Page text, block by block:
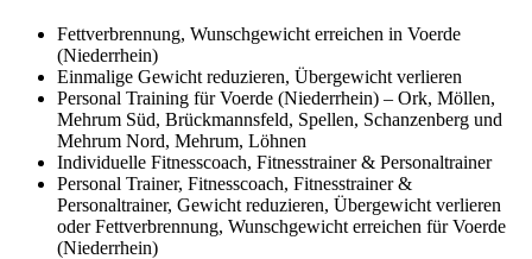
Fettverbrennung, Wunschgewicht erreichen in Voerde
(Niederrhein)
Einmalige Gewicht reduzieren, Übergewicht verlieren
Personal Training für Voerde (Niederrhein) – Ork, Möllen,
Mehrum Süd, Brückmannsfeld, Spellen, Schanzenberg und
Mehrum Nord, Mehrum, Löhnen
Individuelle Fitnesscoach, Fitnesstrainer & Personaltrainer
Personal Trainer, Fitnesscoach, Fitnesstrainer &
Personaltrainer, Gewicht reduzieren, Übergewicht verlieren
oder Fettverbrennung, Wunschgewicht erreichen für Voerde
(Niederrhein)